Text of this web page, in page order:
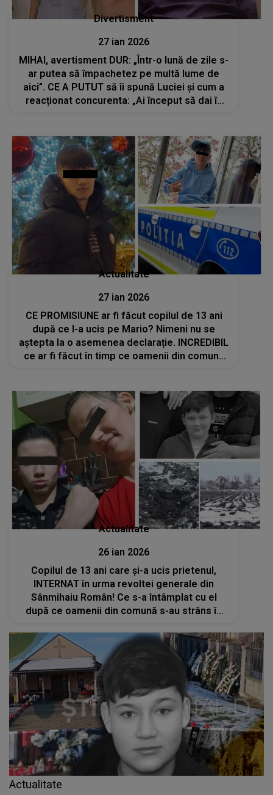
Divertisment
27 ian 2026
MIHAI, avertisment DUR: „Într-o lună de zile s-
ar putea să împachetez pe multă lume de
aici”. CE A PUTUT să îi spună Luciei și cum a
reacționat concurenta: „Ai început să dai în
Actualitate
27 ian 2026
CE PROMISIUNE ar fi făcut copilul de 13 ani
după ce l-a ucis pe Mario? Nimeni nu se
aștepta la o asemenea declarație. INCREDIBIL
ce ar fi făcut în timp ce oamenii din comuna
Actualitate
26 ian 2026
Copilul de 13 ani care și-a ucis prietenul,
INTERNAT în urma revoltei generale din
Sânmihaiu Român! Ce s-a întâmplat cu el
după ce oamenii din comună s-au strâns în
Actualitate